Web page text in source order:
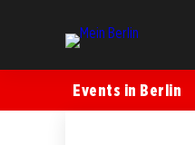
Events in Berlin